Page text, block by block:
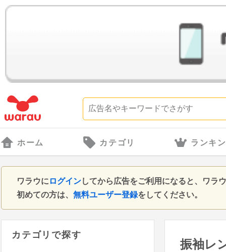
ホーム カテゴリ ランキ
ワラウに ログインしてから広告をご利用になると、ワラ
初めての方は、 無料ユーザー登録をしてください。
振袖レ
カテゴリで探す